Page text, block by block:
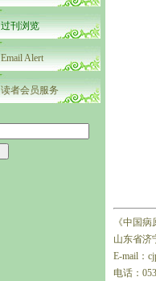
过刊浏览
Email Alert
读者会员服务
《中国
山东省济
E-mail：
电话：